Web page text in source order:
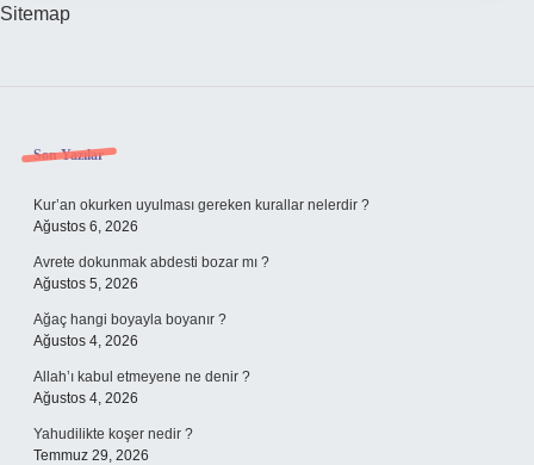
Sitemap
Sidebar
Son Yazılar
Kur’an okurken uyulması gereken kurallar nelerdir ?
Ağustos 6, 2026
Avrete dokunmak abdesti bozar mı ?
Ağustos 5, 2026
Ağaç hangi boyayla boyanır ?
Ağustos 4, 2026
Allah’ı kabul etmeyene ne denir ?
Ağustos 4, 2026
Yahudilikte koşer nedir ?
Temmuz 29, 2026